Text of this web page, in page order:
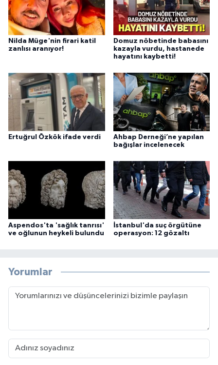
Nilda Müge'nin firari katil
zanlısı aranıyor!
Domuz nöbetinde babasını
kazayla vurdu, hastanede
hayatını kaybetti!
Ertuğrul Özkök ifade verdi
Ahbap Derneği’ne yapılan
bağışlar incelenecek
Aspendos'ta 'sağlık tanrısı'
ve oğlunun heykeli bulundu
İstanbul'da suç örgütüne
operasyon: 12 gözaltı
Yorumlar